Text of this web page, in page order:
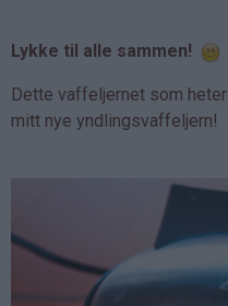
Lykke til alle sammen!
Dette vaffeljernet som heter
mitt nye yndlingsvaffeljern!